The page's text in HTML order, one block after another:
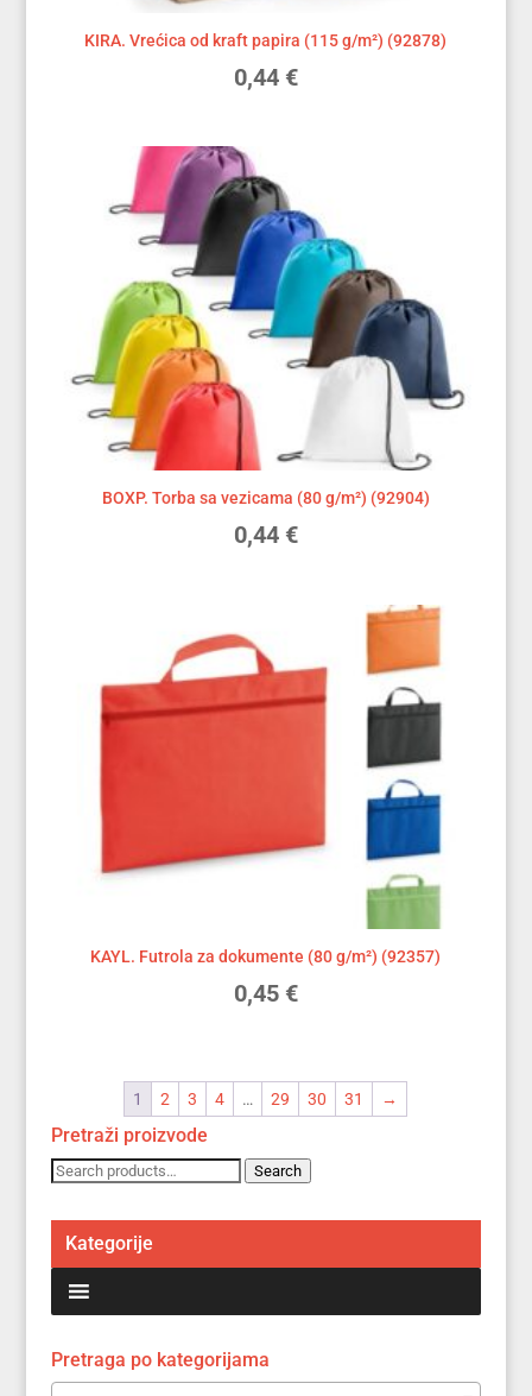
KIRA. Vrećica od kraft papira (115 g/m²) (92878)
0,44 €
BOXP. Torba sa vezicama (80 g/m²) (92904)
0,44 €
KAYL. Futrola za dokumente (80 g/m²) (92357)
0,45 €
1 2 3 4 … 29 30 31 →
Pretraži proizvode
Search
Search
Kategorije
Pretraga po kategorijama